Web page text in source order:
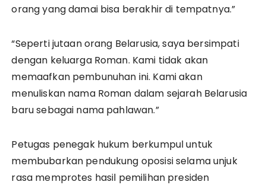
orang yang damai bisa berakhir di tempatnya.”
“Seperti jutaan orang Belarusia, saya bersimpati
dengan keluarga Roman. Kami tidak akan
memaafkan pembunuhan ini. Kami akan
menuliskan nama Roman dalam sejarah Belarusia
baru sebagai nama pahlawan.”
Petugas penegak hukum berkumpul untuk
membubarkan pendukung oposisi selama unjuk
rasa memprotes hasil pemilihan presiden